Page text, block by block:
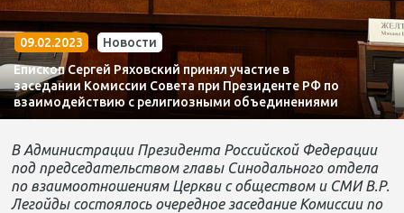
09.02.2023
Новости
Епископ Сергей Ряховский принял участие в
заседании Комиссии Совета при Президенте РФ по
взаимодействию с религиозными объединениями
В Администрации Президента Российской Федерации
под председательством главы Синодального отдела
по взаимоотношениям Церкви с обществом и СМИ В.Р.
Легойдысостоялось очередное заседание Комиссии по